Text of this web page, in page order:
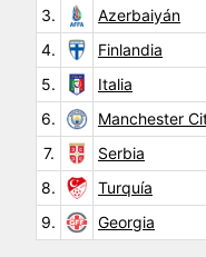
3.
Azerbaiyán
4.
Finlandia
5.
Italia
6.
Manchester
7.
Serbia
8.
Turquía
9.
Georgia